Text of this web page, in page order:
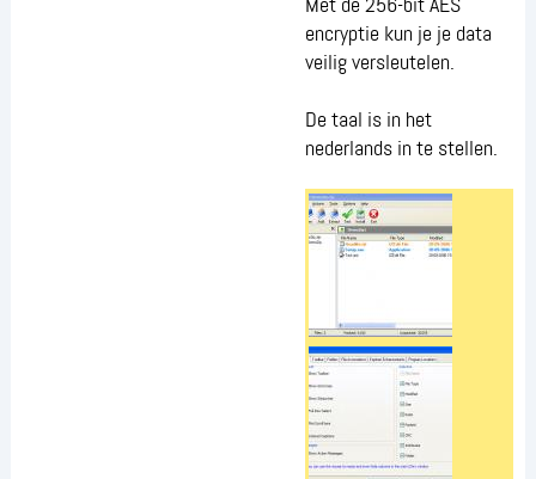
Met de 256-bit AES
encryptie kun je je data
veilig versleutelen.
De taal is in het
nederlands in te stellen.